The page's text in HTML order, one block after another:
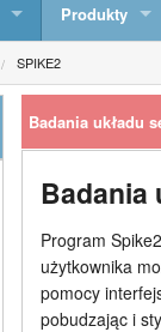
Produkty
SPIKE2
Badania układu
Badania
Program
użytkownika
pomocy
pobudzając i